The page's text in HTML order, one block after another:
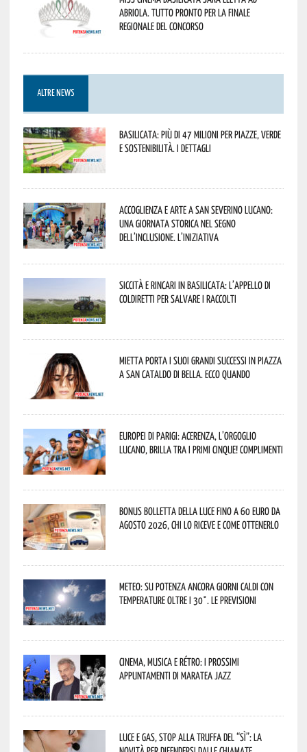
Abriola. Tutto pronto per la finale
regionale del concorso
ALTRE NEWS
Basilicata: più di 47 milioni per piazze, verde
e sostenibilità. I dettagli
Accoglienza e arte a San Severino Lucano:
una giornata storica nel segno
dell’inclusione. L’iniziativa
Siccità e rincari in Basilicata: l’appello di
Coldiretti per salvare i raccolti
Mietta porta i suoi grandi successi in piazza
a San Cataldo di Bella. Ecco quando
Europei di Parigi: Acerenza, l’orgoglio
lucano, brilla tra i primi cinque! Complimenti
Bonus bolletta della luce fino a 60 euro da
agosto 2026, chi lo riceve e come ottenerlo
Meteo: su Potenza ancora giorni caldi con
temperature oltre i 30°. Le previsioni
Cinema, musica e rétro: i prossimi
appuntamenti di Maratea Jazz
Luce e gas, stop alla truffa del “Sì”: la